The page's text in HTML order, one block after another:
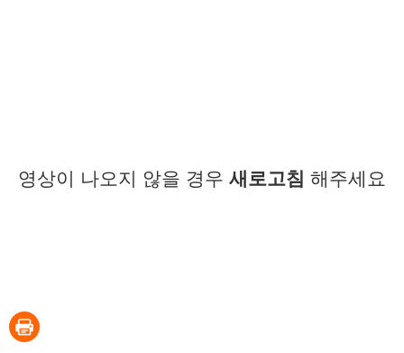
영상이 나오지 않을 경우 새로고침 해주세요